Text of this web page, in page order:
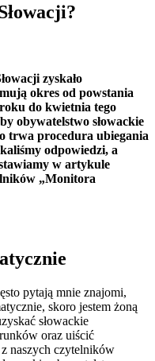
zyskało
okres od powstania
do kwietnia tego
obywatelstwo słowackie
trwa procedura ubiegania
odpowiedzi, a
w artykule
„Monitora
pytają mnie znajomi,
skoro jestem żoną
słowackie
oraz uiścić
naszych czytelników